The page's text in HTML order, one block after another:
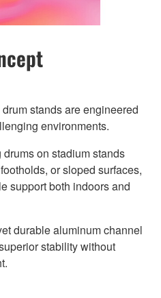
stands are engineered
environments.
on stadium stands
or sloped surfaces,
support both indoors and
durable aluminum channel
stability without